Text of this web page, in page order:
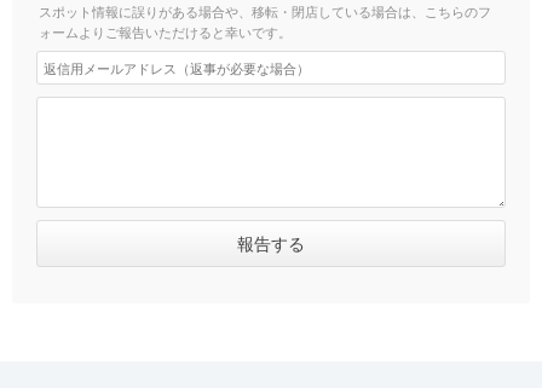
スポット情報に誤りがある場合や、移転・閉店している場合は、こちらのフ
ォームよりご報告いただけると幸いです。